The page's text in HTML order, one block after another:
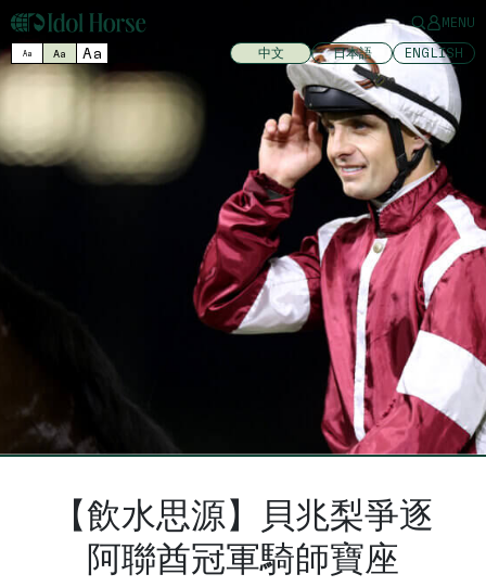
MENU
Aa Aa Aa 中文 日本語 ENGLISH
【飲水思源】貝兆梨爭逐
阿聯酋冠軍騎師寶座